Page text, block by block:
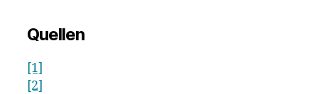
Quellen
[1]
[2]